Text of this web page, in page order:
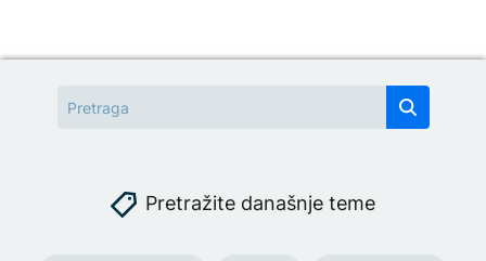
Pretražite današnje teme